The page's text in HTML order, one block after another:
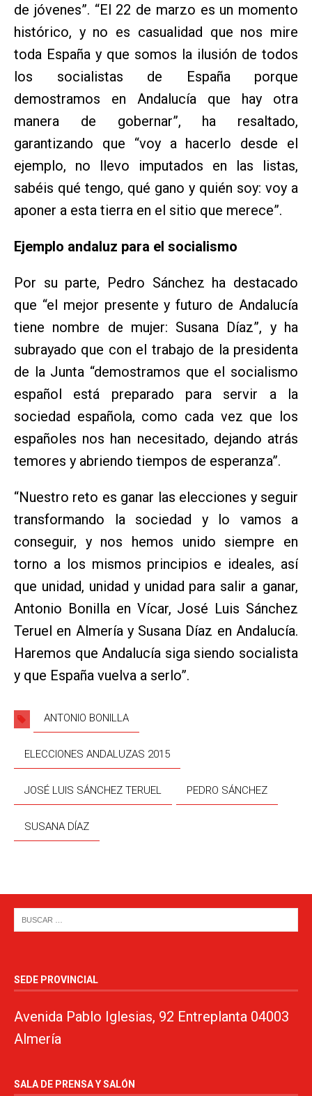
de jóvenes”. “El 22 de marzo es un momento
histórico, y no es casualidad que nos mire
toda España y que somos la ilusión de todos
los socialistas de España porque
demostramos en Andalucía que hay otra
manera de gobernar”, ha resaltado,
garantizando que “voy a hacerlo desde el
ejemplo, no llevo imputados en las listas,
sabéis qué tengo, qué gano y quién soy: voy a
aponer a esta tierra en el sitio que merece”.
Ejemplo andaluz para el socialismo
Por su parte, Pedro Sánchez ha destacado
que “el mejor presente y futuro de Andalucía
tiene nombre de mujer: Susana Díaz”, y ha
subrayado que con el trabajo de la presidenta
de la Junta “demostramos que el socialismo
español está preparado para servir a la
sociedad española, como cada vez que los
españoles nos han necesitado, dejando atrás
temores y abriendo tiempos de esperanza”.
“Nuestro reto es ganar las elecciones y seguir
transformando la sociedad y lo vamos a
conseguir, y nos hemos unido siempre en
torno a los mismos principios e ideales, así
que unidad, unidad y unidad para salir a ganar,
Antonio Bonilla en Vícar, José Luis Sánchez
Teruel en Almería y Susana Díaz en Andalucía.
Haremos que Andalucía siga siendo socialista
y que España vuelva a serlo”.
ANTONIO BONILLA
ELECCIONES ANDALUZAS 2015
JOSÉ LUIS SÁNCHEZ TERUEL PEDRO SÁNCHEZ
SUSANA DÍAZ
SEDE PROVINCIAL
Avenida Pablo Iglesias, 92 Entreplanta 04003
Almería
SALA DE PRENSA Y SALÓN